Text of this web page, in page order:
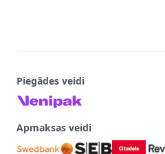
Piegādes veidi
Apmaksas veidi